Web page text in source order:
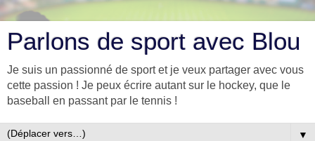
Parlons de sport avec Blou
Je suis un passionné de sport et je veux partager avec vous
cette passion ! Je peux écrire autant sur le hockey, que le
baseball en passant par le tennis !
▼